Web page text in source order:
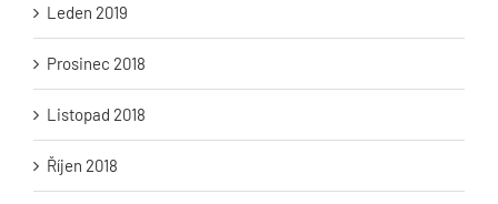
Leden 2019
Prosinec 2018
Listopad 2018
Říjen 2018